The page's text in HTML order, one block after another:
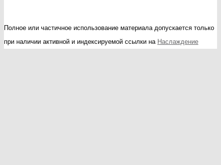
Полное или частичное использование материала допускается только
при наличии активной и индексируемой ссылки на Наслаждение